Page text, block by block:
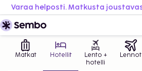
Matkat Hotellit
Lento +
hotelli
Lennot